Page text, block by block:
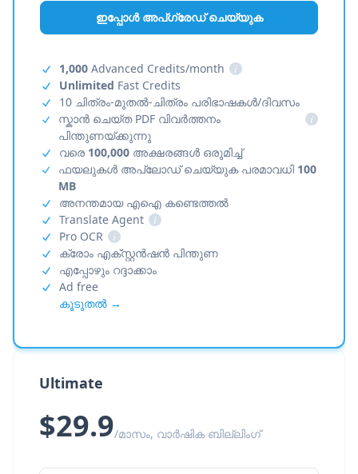
ഇപ്പോൾ അപ്‌ഗ്രേഡ് ചെയ്യുക
1,000 Advanced Credits/month
i
Unlimited Fast Credits
10 ചിത്രം-മുതൽ-ചിത്രം പരിഭാഷകൾ/ദിവസം
സ്കാൻ ചെയ്ത PDF വിവർത്തനം
പിന്തുണയ്ക്കുന്നു
i
വരെ 100,000 അക്ഷരങ്ങൾ ഒരുമിച്ച്
ഫയലുകൾ അപ്‌ലോഡ് ചെയ്യുക പരമാവധി 100
MB
അനന്തമായ എഐ കണ്ടെത്തൽ
Translate Agent
i
Pro OCR
i
ക്രോം എക്സ്റ്റൻഷൻ പിന്തുണ
എപ്പോഴും റദ്ദാക്കാം
Ad free
കൂടുതൽ →
Ultimate
$29.9/മാസം, വാർഷിക ബില്ലിംഗ്